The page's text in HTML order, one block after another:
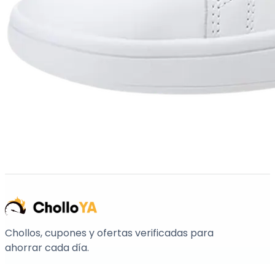
Chollos, cupones y ofertas verificadas para
ahorrar cada día.